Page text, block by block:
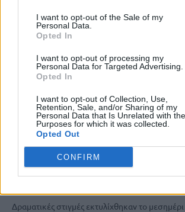
I want to opt-out of the Sale of my
Personal Data.
Opted In
I want to opt-out of processing my
Personal Data for Targeted Advertising.
Opted In
I want to opt-out of Collection, Use,
Retention, Sale, and/or Sharing of my
Personal Data that Is Unrelated with the
Purposes for which it was collected.
Opted Out
CONFIRM
ΚΡΗΤΗ
Τραγωδία σε παραλία των
Δραματικές στιγμές εκτυλίχθηκαν το